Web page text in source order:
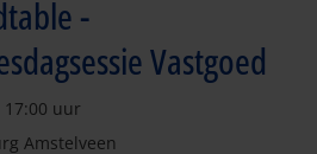
-
Vastgoed
17:00 uur
Amstelveen